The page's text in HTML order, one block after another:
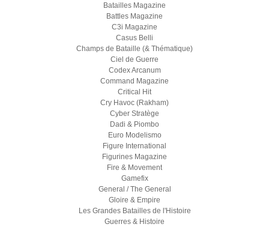
Batailles Magazine
Battles Magazine
C3i Magazine
Casus Belli
Champs de Bataille (& Thématique)
Ciel de Guerre
Codex Arcanum
Command Magazine
Critical Hit
Cry Havoc (Rakham)
Cyber Stratège
Dadi & Piombo
Euro Modelismo
Figure International
Figurines Magazine
Fire & Movement
Gamefix
General / The General
Gloire & Empire
Les Grandes Batailles de l'Histoire
Guerres & Histoire